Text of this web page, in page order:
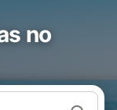
no